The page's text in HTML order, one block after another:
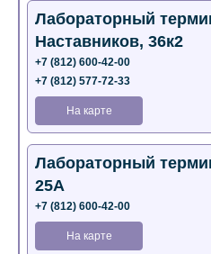
Лабораторный
Наставников, 36к2
+7 (812) 600-42-00
+7 (812) 577-72-33
На карте
Лабораторный
25А
+7 (812) 600-42-00
На карте